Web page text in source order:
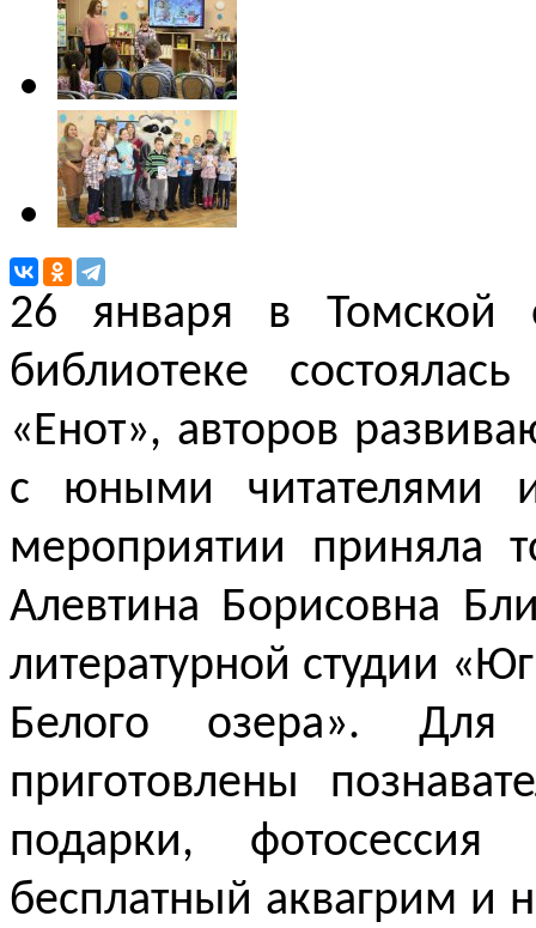
26 января в Томской
библиотеке
«Енот», авторов
с юными читателями
мероприятии приняла
Алевтина Борисовна
литературной студии
Белого озера». Для
приготовлены
подарки, фотосессия
бесплатный аквагрим и